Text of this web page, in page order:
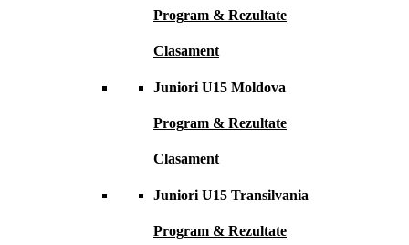
Program & Rezultate
Clasament
Juniori U15 Moldova
Program & Rezultate
Clasament
Juniori U15 Transilvania
Program & Rezultate